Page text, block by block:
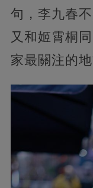
句，李九春
又和姬霄桐
家最關注的地